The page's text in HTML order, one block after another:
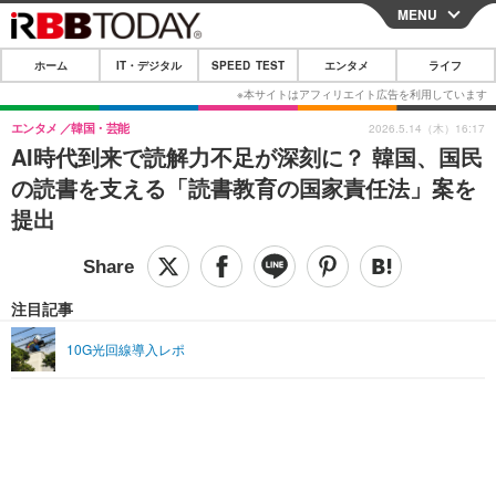
CLOSE
ホーム
IT・デジタル
IT・デジタルTOP スマートフォン
ショッピング その他
SPEED TEST
エンタメ
エンタメTOP 映画・ドラマ
音楽
ペット
リリース一覧
プッシュ通知の停止方法
MENU
ホーム IT・デジタル SPEED TEST エンタメ ライフ
AI時代到来で読解力不足が深刻に？ 韓国、国民
の読書を支える「読書教育の国家責任法」案を
提出
エンタメ 韓国・芸能
注目記事
10G光回線導入レポ
2026.5.14（木）16:17